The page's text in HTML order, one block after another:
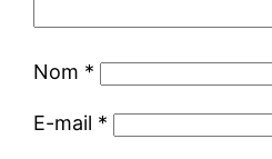
Nom *
E-mail *